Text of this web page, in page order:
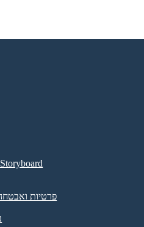
זכויות יוצרים ושימוש Storyboard
פרטיות